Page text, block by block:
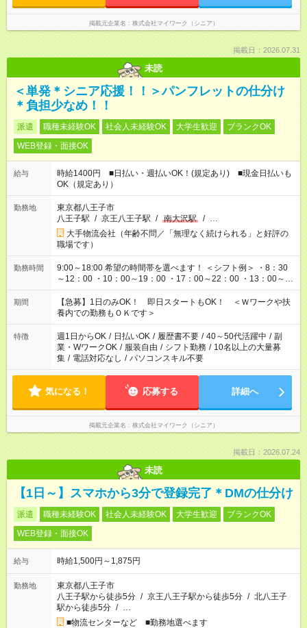
掲載元企業名 株式会社マイワーク（シニア）
掲載日：2026.07.31
未読
＜単発＊シニア応援！！＞パンフレットの仕分け
＊負担少なめ！！
派遣 職種未経験OK 社会人未経験OK 大学生歓迎
ブランクOK
WEB登録・面接OK
給与
時給1400円 ■日払い・週払いOK！(規定あり) ■現金日払いも
OK（規定あり）
勤務地
東京都八王子市
八王子駅 / 京王八王子駅 / 南大沢駅 / …
大手物流会社（年齢不問／「無理なく続けられる」と好評の
職場です）
勤務時間
9:00～18:00 希望の時間帯を選べます！ ＜シフト例＞ ・8：30
～12：00 ・10：00～19：00 ・17：00～22：00 ・13：00～
22：00 ・22：00～翌6：00 など
期間
【急募】1日のみOK！ 即日スタートもOK！ ＜Ｗワークや扶
養内での勤務もＯＫです＞
特徴 週1日からOK / 日払いOK / 履歴書不要 / 40～50代活躍中 / 副
業・WワークOK / 服装自由 / シフト勤務 / 10名以上の大量募
集 / 電話対応なし / パソコンスキル不要
気になる！ 応募する 詳細へ
掲載元企業名 株式会社マイワーク（シニア）
掲載日：2026.07.24
未読
【1日～】スマホから3分で登録完了＊DMの仕分け
派遣 職種未経験OK 社会人未経験OK 大学生歓迎
ブランクOK
WEB登録・面接OK
給与 時給1,500円～1,875円
勤務地
東京都八王子市
八王子駅から徒歩5分 / 京王八王子駅から徒歩5分 / 北八王子
駅から徒歩5分 / …
■物流センターなど ■勤務地選べます